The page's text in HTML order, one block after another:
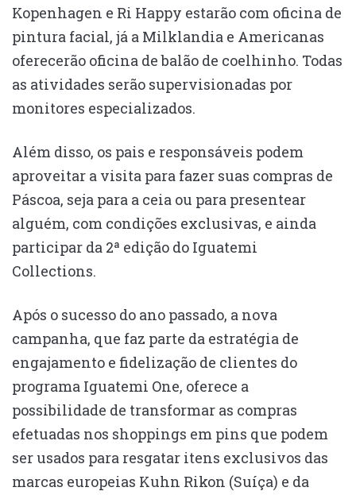
Kopenhagen e Ri Happy estarão com oficina de
pintura facial, já a Milklandia e Americanas
oferecerão oficina de balão de coelhinho. Todas
as atividades serão supervisionadas por
monitores especializados.
Além disso, os pais e responsáveis podem
aproveitar a visita para fazer suas compras de
Páscoa, seja para a ceia ou para presentear
alguém, com condições exclusivas, e ainda
participar da 2ª edição do Iguatemi
Collections.
Após o sucesso do ano passado, a nova
campanha, que faz parte da estratégia de
engajamento e fidelização de clientes do
programa Iguatemi One, oferece a
possibilidade de transformar as compras
efetuadas nos shoppings em pins que podem
ser usados para resgatar itens exclusivos das
marcas europeias Kuhn Rikon (Suíça) e da